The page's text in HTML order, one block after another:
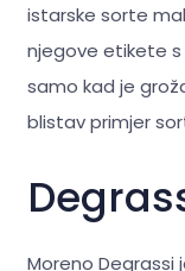
istarske sorte
njegove etikete s
samo kad je
blistav primjer
Moreno